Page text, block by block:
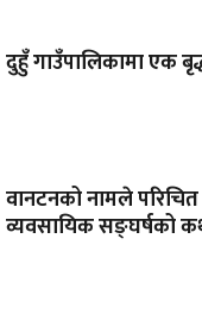
दुहुँ गाउँपालिकामा एक
वानटनको नामले
व्यवसायिक सङ्घर्षको